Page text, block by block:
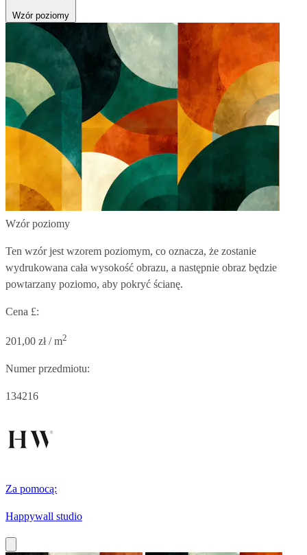
Wzór poziomy
Wzór poziomy
Ten wzór jest wzorem poziomym, co oznacza, że zostanie
wydrukowana cała wysokość obrazu, a następnie obraz będzie
powtarzany poziomo, aby pokryć ścianę.
Cena £:
201,00 zł / m2
Numer przedmiotu:
134216
Za pomocą:
Happywall studio